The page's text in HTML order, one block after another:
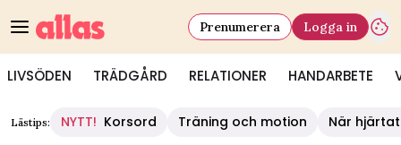
LIVSÖDEN TRÄDGÅRD RELATIONER HANDARBETE
Prenumerera Logga in
Lästips: NYTT! Korsord Träning och motion När